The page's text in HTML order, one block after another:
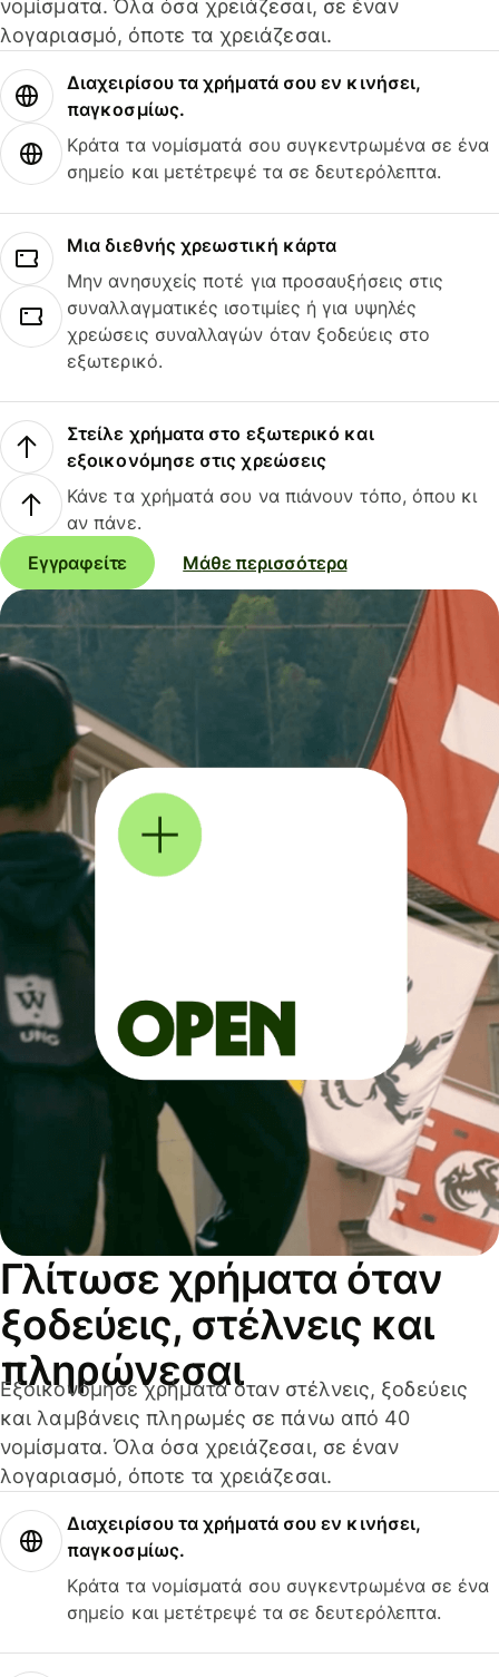
νομίσματα. Όλα όσα χρειάζεσαι, σε έναν
λογαριασμό, όποτε τα χρειάζεσαι.
Διαχειρίσου τα χρήματά σου εν κινήσει,
παγκοσμίως.
Κράτα τα νομίσματά σου συγκεντρωμένα σε ένα
σημείο και μετέτρεψέ τα σε δευτερόλεπτα.
Μια διεθνής χρεωστική κάρτα
Μην ανησυχείς ποτέ για προσαυξήσεις στις
συναλλαγματικές ισοτιμίες ή για υψηλές
χρεώσεις συναλλαγών όταν ξοδεύεις στο
εξωτερικό.
Στείλε χρήματα στο εξωτερικό και
εξοικονόμησε στις χρεώσεις
Κάνε τα χρήματά σου να πιάνουν τόπο, όπου κι
αν πάνε.
Εγγραφείτε
Μάθε περισσότερα
Γλίτωσε χρήματα όταν
ξοδεύεις, στέλνεις και
πληρώνεσαι
Εξοικονόμησε χρήματα όταν στέλνεις, ξοδεύεις
και λαμβάνεις πληρωμές σε πάνω από 40
νομίσματα. Όλα όσα χρειάζεσαι, σε έναν
λογαριασμό, όποτε τα χρειάζεσαι.
Διαχειρίσου τα χρήματά σου εν κινήσει,
παγκοσμίως.
Κράτα τα νομίσματά σου συγκεντρωμένα σε ένα
σημείο και μετέτρεψέ τα σε δευτερόλεπτα.